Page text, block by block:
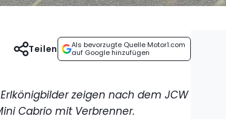
Als bevorzugte Quelle Motor1.com
auf Google hinzufügen
Teilen
zeigen nach dem JCW
Cabrio mit Verbrenner.